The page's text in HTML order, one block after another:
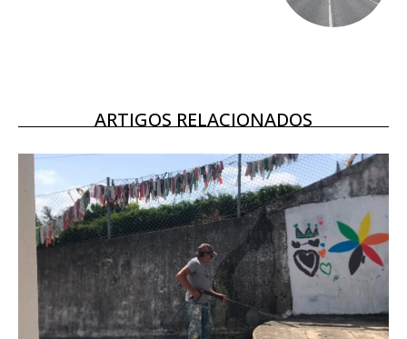
Acesso aos conteúdos Exclusivos para
assinantes
Ofertas para assinatura anual
Escolha o plano
ARTIGOS RELACIONADOS